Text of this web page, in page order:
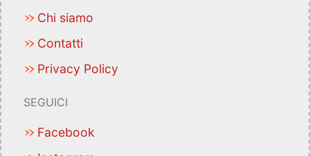
Chi siamo
Contatti
Privacy Policy
SEGUICI
Facebook